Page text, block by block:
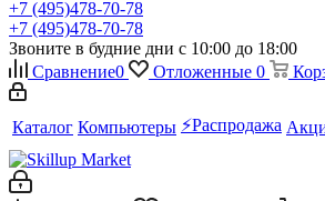
+7 (495)478-70-78
+7 (495)478-70-78
Звоните в будние дни с 10:00 до 18:00
Сравнение0 Отложенные 0
Каталог Компьютеры ⚡️Распродажа